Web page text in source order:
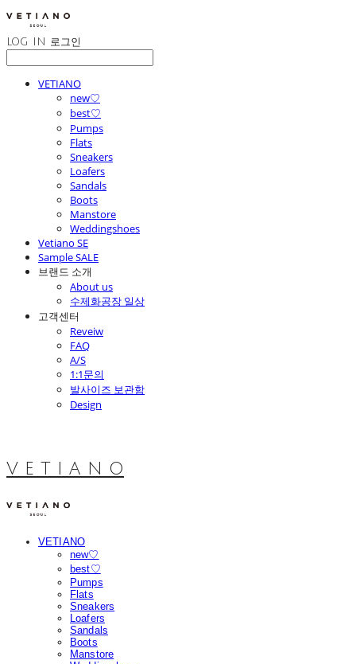
LOG IN 로그인
VETIANO
new♡
best♡
Pumps
Flats
Sneakers
Loafers
Sandals
Boots
Manstore
Weddingshoes
Vetiano SE
Sample SALE
브랜드 소개
About us
수제화공장 일상
고객센터
Reveiw
FAQ
A/S
1:1문의
발사이즈 보관함
Design
V E T I A N O
VETIANO
new♡
best♡
Pumps
Flats
Sneakers
Loafers
Sandals
Boots
Manstore